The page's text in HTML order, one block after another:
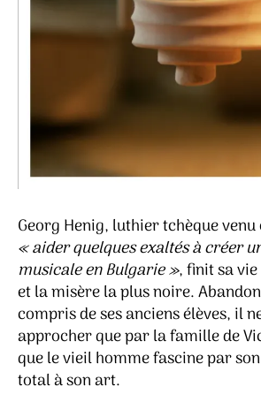
Georg Henig, luthier tchèque
« aider quelques exaltés à créer
musicale en Bulgarie », finit sa
et la misère la plus noire.
compris de ses anciens élèves, il
approcher que par la famille de
que le vieil homme fascine par
total à son art.